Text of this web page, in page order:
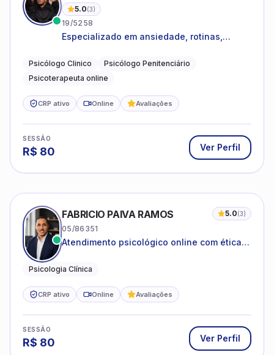
5.0(3)
19/5258
Especializado em ansiedade, rotinas,
familiares e questões comportamentais.
Psicólogo Clinico
Psicólogo Penitenciário
Psicoterapeuta online
CRP ativo Online Avaliações
SESSÃO
R$ 80 Ver Perfil
FABRICIO PAIVA RAMOS 5.0(3)
05/86351
Atendimento psicológico online com ética,
Psicologia Clínica
CRP ativo Online Avaliações
SESSÃO
R$ 80 Ver Perfil